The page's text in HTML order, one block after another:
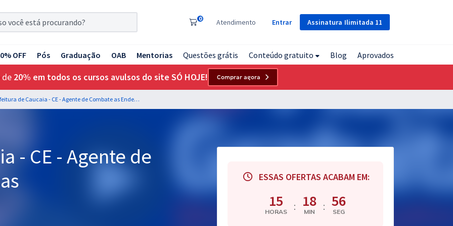
Assinatura Ilimitada 11
0 Atendimento Entrar
OFF Pós Graduação OAB Mentorias Questões grátis Conteúdo gratuito Blog Aprovados
de 20% em todos os cursos avulsos do site SÓ HOJE! Comprar agora
Prefeitura de Caucaia - CE - Agente de Combate as Endemias
- CE - Agente de
ESSAS OFERTAS ACABAM EM:
15
HORAS : 18
MIN : 56
SEG